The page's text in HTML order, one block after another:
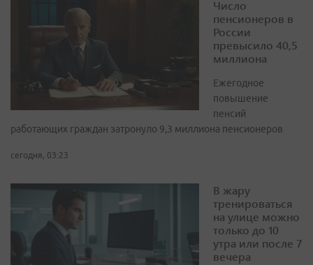
Число
пенсионеров в
России
превысило 40,5
миллиона
Ежегодное
повышение
пенсий
работающих граждан затронуло 9,3 миллиона пенсионеров
сегодня, 03:23
В жару
тренироваться
на улице можно
только до 10
утра или после 7
вечера